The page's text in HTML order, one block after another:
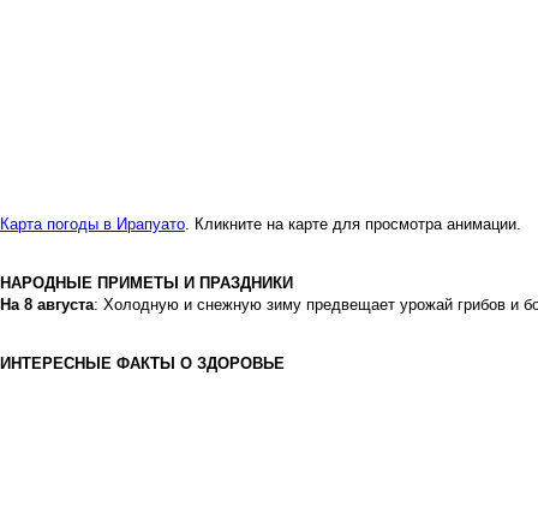
Карта погоды в Ирапуато . Кликните на карте для просмотра анимации.
НАРОДНЫЕ ПРИМЕТЫ И ПРАЗДНИКИ
На 8 августа: Холодную и снежную зиму предвещает урожай грибов и
ИНТЕРЕСНЫЕ ФАКТЫ О ЗДОРОВЬЕ